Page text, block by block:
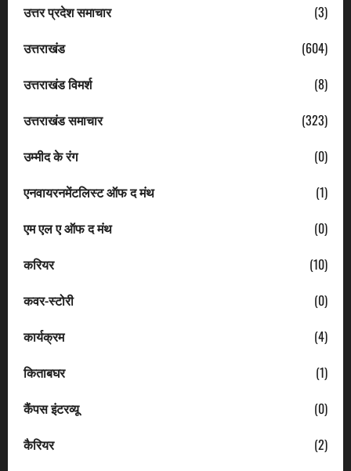
उत्तर प्रदेश समाचार
(3)
उत्तराखंड
(604)
उत्तराखंड विमर्श
(8)
उत्तराखंड समाचार
(323)
उम्मीद के रंग
(0)
एनवायरनमेंटलिस्ट ऑफ द मंथ
(1)
एम एल ए ऑफ द मंथ
(0)
करियर
(10)
कवर-स्टोरी
(0)
कार्यक्रम
(4)
किताबघर
(1)
कैंपस इंटरव्यू
(0)
कैरियर
(2)